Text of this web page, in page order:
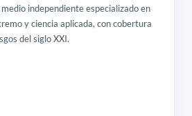
independiente especializado en
y ciencia aplicada, con cobertura
del siglo XXI.